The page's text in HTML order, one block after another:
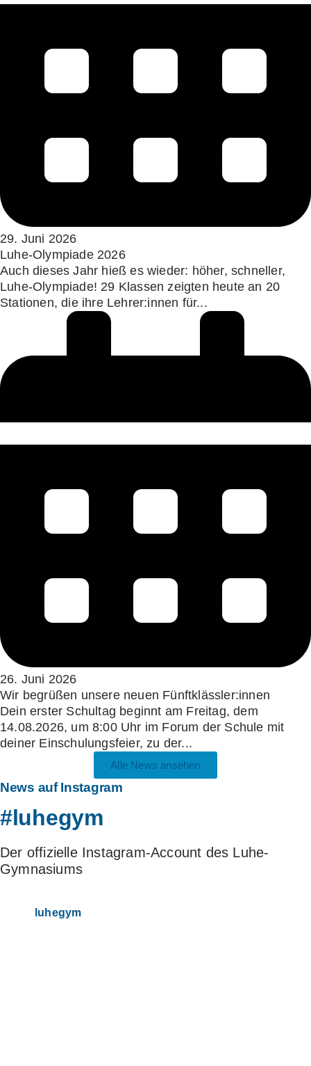
29. Juni 2026
Luhe-Olympiade 2026
Auch dieses Jahr hieß es wieder: höher, schneller,
Luhe-Olympiade! 29 Klassen zeigten heute an 20
Stationen, die ihre Lehrer:innen für...
26. Juni 2026
Wir begrüßen unsere neuen Fünftklässler:innen
Dein erster Schultag beginnt am Freitag, dem
14.08.2026, um 8:00 Uhr im Forum der Schule mit
deiner Einschulungsfeier, zu der...
Alle News ansehen
News auf Instagram
#luhegym
Der offizielle Instagram-Account des Luhe-
Gymnasiums
luhegym